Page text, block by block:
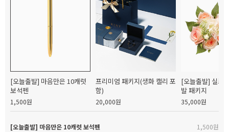
[오늘출발] 마음만은 10캐럿
보석펜
1,500원
프리미엄 패키지(생화 캘리 포
함)
20,000원
[오늘출발] 실크
발 패키지
35,000원
[오늘출발] 마음만은 10캐럿 보석펜 1,500원